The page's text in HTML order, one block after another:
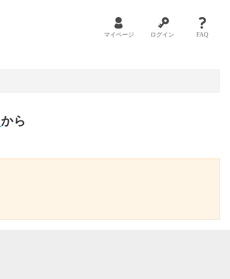
マイページ ログイン FAQ
から